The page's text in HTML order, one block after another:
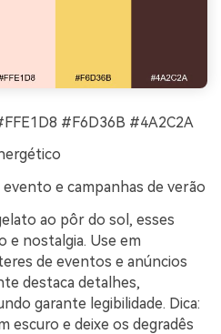
#F6D36B #4A2C2A
e campanhas de verão
ao pôr do sol, esses
e nostalgia. Use em
de eventos e anúncios
destaca detalhes,
garante legibilidade. Dica:
escuro e deixe os degradês